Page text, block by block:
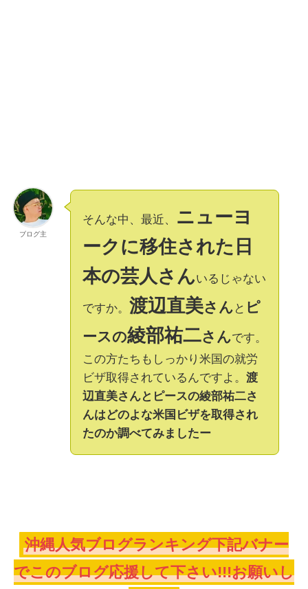
ブログ主
そんな中、最近、
ニューヨ
ークに移住された日
本の芸人さんいるじゃない
ですか。 渡辺直美さん と ピ
ースの綾部祐二さんです。
この方たちもしっかり米国の就労
ビザ取得されているんですよ。 渡
辺直美さんとピースの綾部祐二さ
んはどのよな米国ビザを取得され
たのか調べてみましたー
沖縄人気ブログランキング下記バナー
でこのブログ応援して下さい!!!お願いし